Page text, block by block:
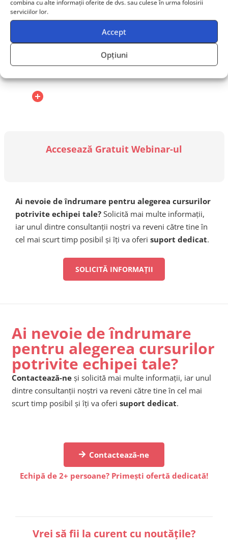
combina cu alte informații oferite de dvs. sau culese în urma folosirii
serviciilor lor.
Accept
Opțiuni
Cum poate fi integrat acest curs în
planul de dezvoltare profesională al
echipei IT?
Accesează Gratuit Webinar-ul
Ai nevoie de îndrumare pentru alegerea cursurilor
potrivite echipei tale? Solicită mai multe informații,
iar unul dintre consultanții noștri va reveni către tine în
cel mai scurt timp posibil și îți va oferi suport dedicat.
SOLICITĂ INFORMAȚII
Ai nevoie de îndrumare
pentru alegerea cursurilor
potrivite echipei tale?
Contactează-ne și solicită mai multe informații, iar unul
dintre consultanții noștri va reveni către tine în cel mai
scurt timp posibil și îți va oferi suport dedicat.
Contactează-ne
Echipă de 2+ persoane? Primești ofertă dedicată!
Vrei să fii la curent cu noutățile?